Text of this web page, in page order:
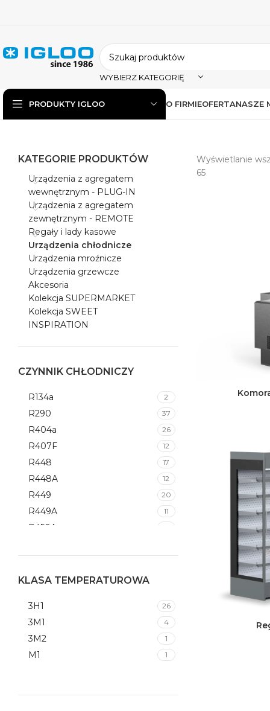
WYBIERZ KATEGORIĘ
PRODUKTY IGLOO O FIRMIEOFERTANASZE
KATEGORIE PRODUKTÓW
Urządzenia z agregatem
wewnętrznym - PLUG-IN
Urządzenia z agregatem
zewnętrznym - REMOTE
Regały i lady kasowe
Urządzenia chłodnicze
Urządzenia mroźnicze
Urządzenia grzewcze
Akcesoria
Kolekcja SUPERMARKET
Kolekcja SWEET
INSPIRATION
CZYNNIK CHŁODNICZY
R134a 2
R290 37
R404a 26
R407F 12
R448 17
R448A 12
R449 20
R449A 11
R450A
R744
KLASA TEMPERATUROWA
3H1 26
3M1 4
3M2 1
M1 1
Wyświetlanie
65